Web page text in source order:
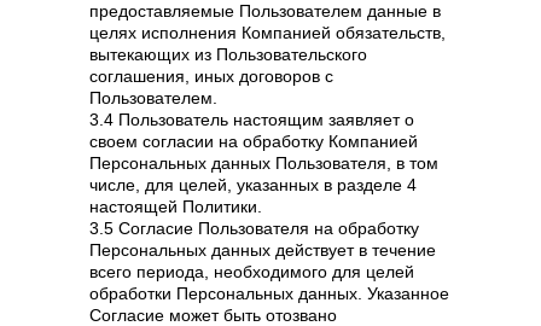
предоставляемые Пользователем данные в
целях исполнения Компанией обязательств,
вытекающих из Пользовательского
соглашения, иных договоров с
Пользователем.
3.4 Пользователь настоящим заявляет о
своем согласии на обработку Компанией
Персональных данных Пользователя, в том
числе, для целей, указанных в разделе 4
настоящей Политики.
3.5 Согласие Пользователя на обработку
Персональных данных действует в течение
всего периода, необходимого для целей
обработки Персональных данных. Указанное
Согласие может быть отозвано